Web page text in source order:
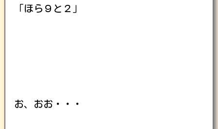
「ほら９と２」
お、おお・・・